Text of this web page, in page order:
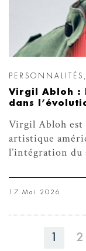
PERSONNALITÉS
Virgil Abloh :
dans
Virgil Abloh est
artistique
l’intégration du
17 Mai 2026
1 2